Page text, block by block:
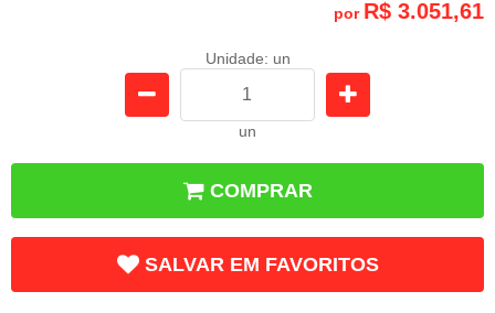
por R$ 3.051,61
Unidade: un
un
COMPRAR
SALVAR EM FAVORITOS